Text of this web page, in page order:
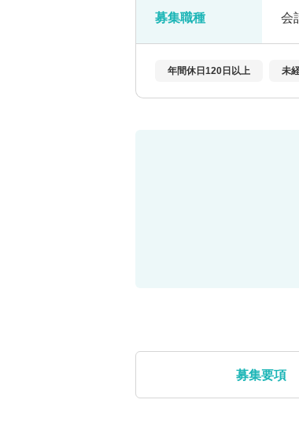
募集職種 会
年間休日120日以上 未
募集要項